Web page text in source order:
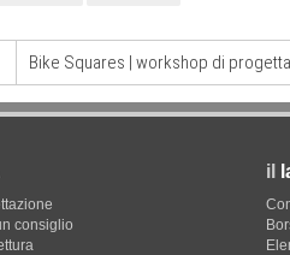
Bike Squares | workshop di
consiglio
il